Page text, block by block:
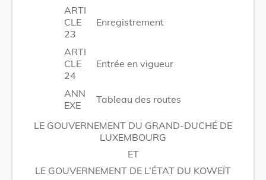
ARTI
CLE
23
Enregistrement
ARTI
CLE
24
Entrée en vigueur
ANN
EXE
Tableau des routes
LE GOUVERNEMENT DU GRAND-DUCHÉ DE
LUXEMBOURG
ET
LE GOUVERNEMENT DE L’ÉTAT DU KOWEÏT